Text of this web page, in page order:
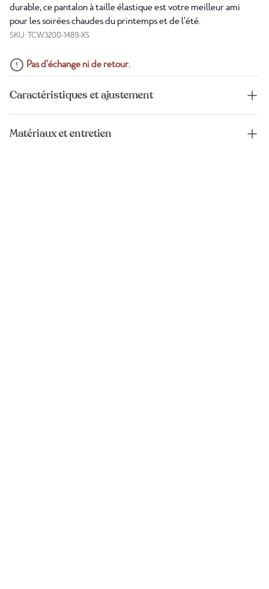
durable, ce pantalon à taille élastique est votre meilleur ami
pour les soirées chaudes du printemps et de l’été.
SKU: TCW3200-1489-XS
Pas d’échange ni de retour.
Caractéristiques et ajustement
Matériaux et entretien